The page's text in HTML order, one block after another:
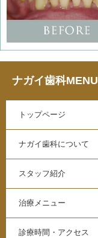
ナガイ歯科MENU
トップページ
ナガイ歯科について
スタッフ紹介
治療メニュー
診療時間・アクセス